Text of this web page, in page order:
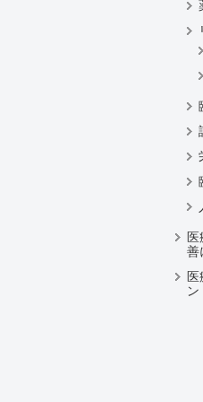
善
ン